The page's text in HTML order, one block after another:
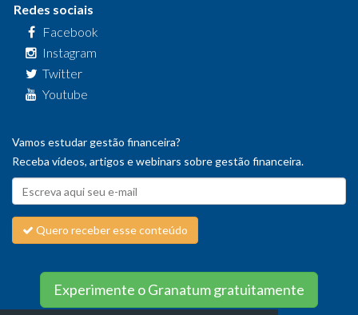
Redes sociais
Facebook
Instagram
Twitter
Youtube
Vamos estudar gestão financeira?
Receba vídeos, artigos e webinars sobre gestão financeira.
Quero receber esse conteúdo
Experimente o Granatum gratuitamente